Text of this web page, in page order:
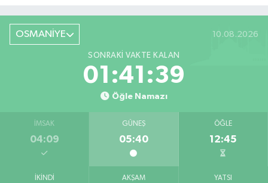
OSMANİYE 10.08.2026
SONRAKI VAKTE KALAN
01:41:38
Öğle Namazı
İMSAK
04:09
GÜNEŞ
05:40
ÖĞLE
12:45
İKINDI AKŞAM YATSI